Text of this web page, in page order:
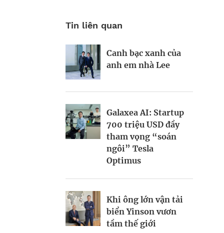
Tin liên quan
Canh bạc xanh của
anh em nhà Lee
Galaxea AI: Startup
700 triệu USD đầy
tham vọng “soán
ngôi” Tesla
Optimus
Khi ông lớn vận tải
biển Yinson vươn
tầm thế giới
Bước ngoặt thoái
vốn tại Petrosetco
Becamex và kỳ vọng
nhân mười lần giá
trị
Chuỗi Long Châu
tìm động lực tăng
Hồi sinh cây mía,
Lasuco đi qua thăng
trầm ngành đường
Phá thế gọng kìm